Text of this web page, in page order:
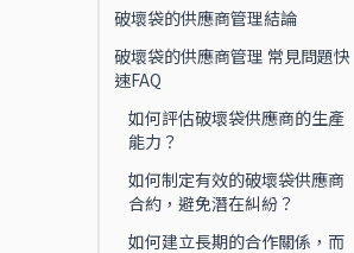
破壞袋的供應商管理結論
破壞袋的供應商管理 常見問題快
速FAQ
如何評估破壞袋供應商的生產
能力？
如何制定有效的破壞袋供應商
合約，避免潛在糾紛？
如何建立長期的合作關係，而